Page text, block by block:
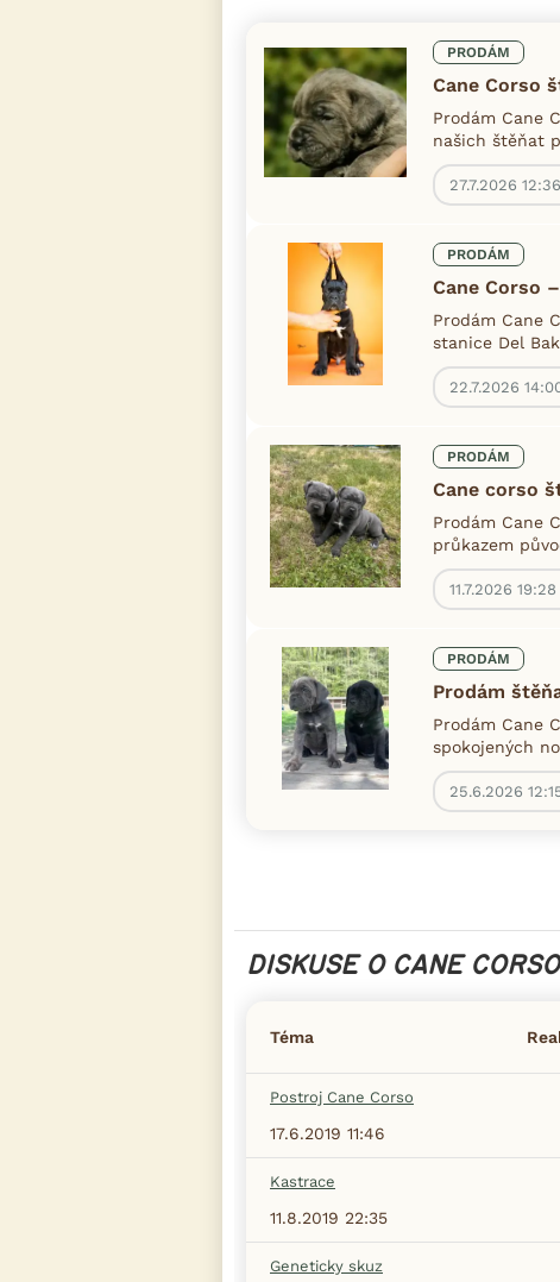
PRODÁM
Cane Corso
Prodám Cane
našich štěňat
27.7.2026 12:36
PRODÁM
Cane Corso
Prodám Cane
stanice Del
22.7.2026
PRODÁM
Cane corso
Prodám Cane
průkazem
11.7.2026 19:28
PRODÁM
Prodám
Prodám Cane
spokojených
25.6.2026
DISKUSE O CANE CORSO
Téma
Postroj Cane Corso
17.6.2019 11:46
Kastrace
11.8.2019 22:35
Geneticky skuz